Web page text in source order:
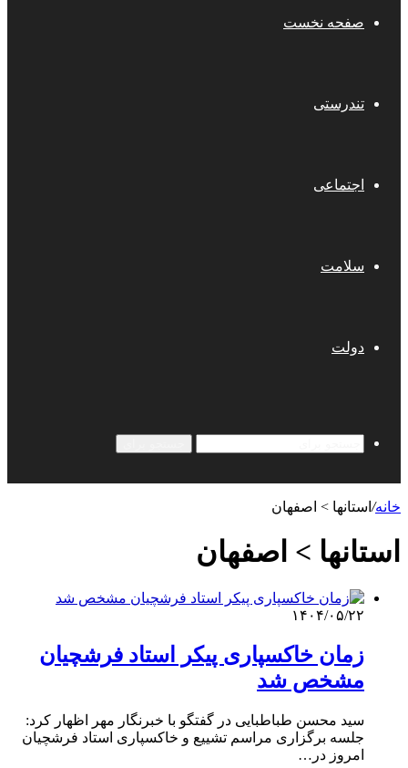
صفحه نخست
تندرستی
اجتماعی
سلامت
دولت
خانه/ استانها > اصفهان
استانها > اصفهان
۱۴۰۴/۰۵/۲۲
زمان خاکسپاری پیکر استاد فرشچیان
مشخص شد
سید محسن طباطبایی در گفتگو با خبرنگار مهر اظهار کرد:
جلسه برگزاری مراسم تشییع و خاکسپاری استاد فرشچیان
امروز در…